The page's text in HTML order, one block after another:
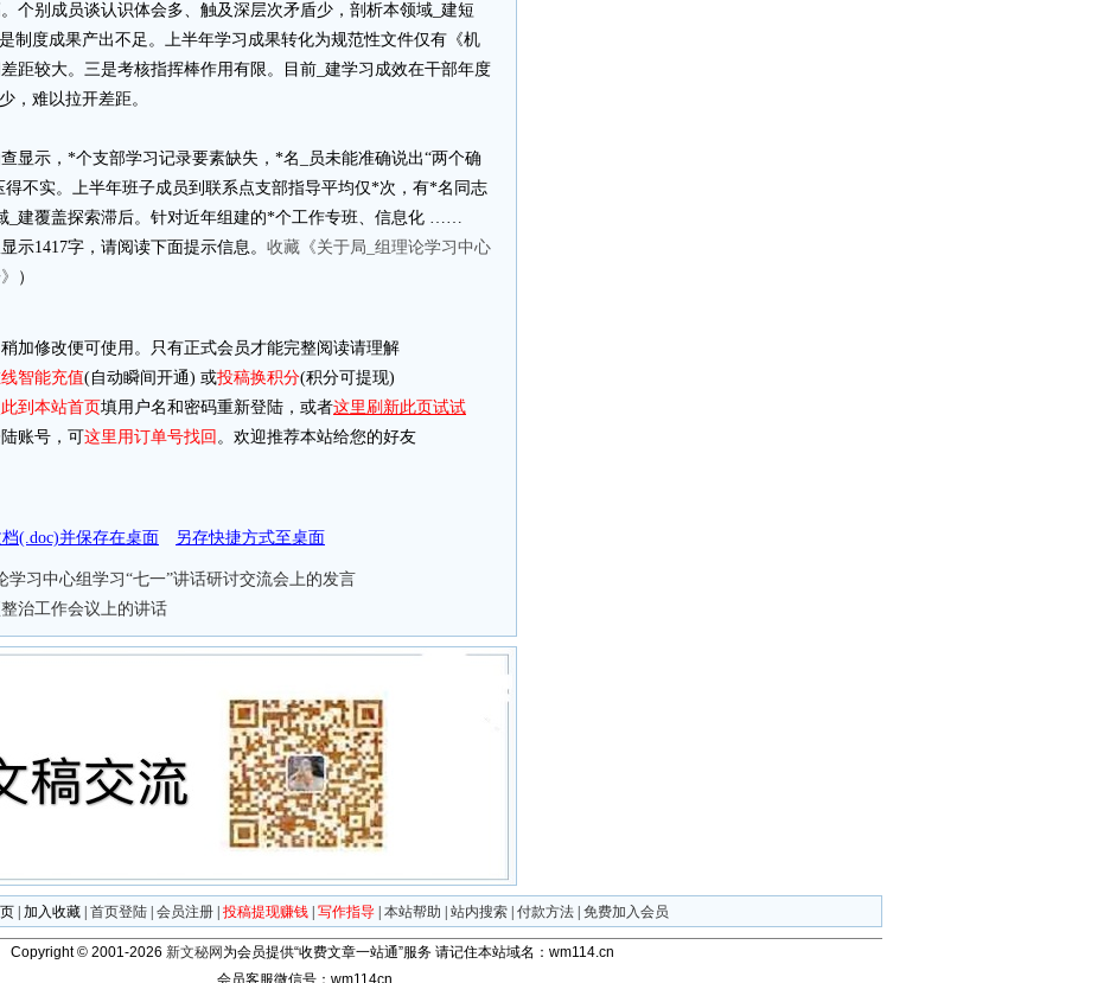
个别成员谈认识体会多、触及深层次矛盾少，剖析本领域_建短
制度成果产出不足。上半年学习成果转化为规范性文件仅有《机
距较大。三是考核指挥棒作用有限。目前_建学习成效在干部年度
，难以拉开差距。
显示，*个支部学习记录要素缺失，*名_员未能准确说出“两个确
得不实。上半年班子成员到联系点支部指导平均仅*次，有*名同志
_建覆盖探索滞后。针对近年组建的*个工作专班、信息化 ……
示1417字，请阅读下面提示信息。 收藏《关于局_组理论学习中心
）
修改便可使用。只有正式会员才能完整阅读请理解
智能充值(自动瞬间开通) 或投稿换积分(积分可提现)
到本站首页填用户名和密码重新登陆，或者这里刷新此页试试
账号，可这里用订单号找回 。欢迎推荐本站给您的好友
(.doc)并保存在桌面 另存快捷方式至桌面
学习中心组学习“七一”讲话研讨交流会上的发言
治工作会议上的讲话
加入收藏 首页登陆 会员注册 投稿提现赚钱 写作指导 本站帮助 站内搜索 付款方法 免费加入会员
Copyright © 2001-2026 新文秘网 为会员提供“收费文章一站通”服务 请记住本站域名：wm114.cn
会员客服微信号：wm114cn